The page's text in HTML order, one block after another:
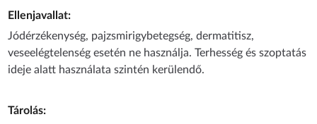
Ellenjavallat:
Jódérzékenység, pajzsmirigybetegség, dermatitisz,
veseelégtelenség esetén ne használja. Terhesség és szoptatás
ideje alatt használata szintén kerülendő.
Tárolás: